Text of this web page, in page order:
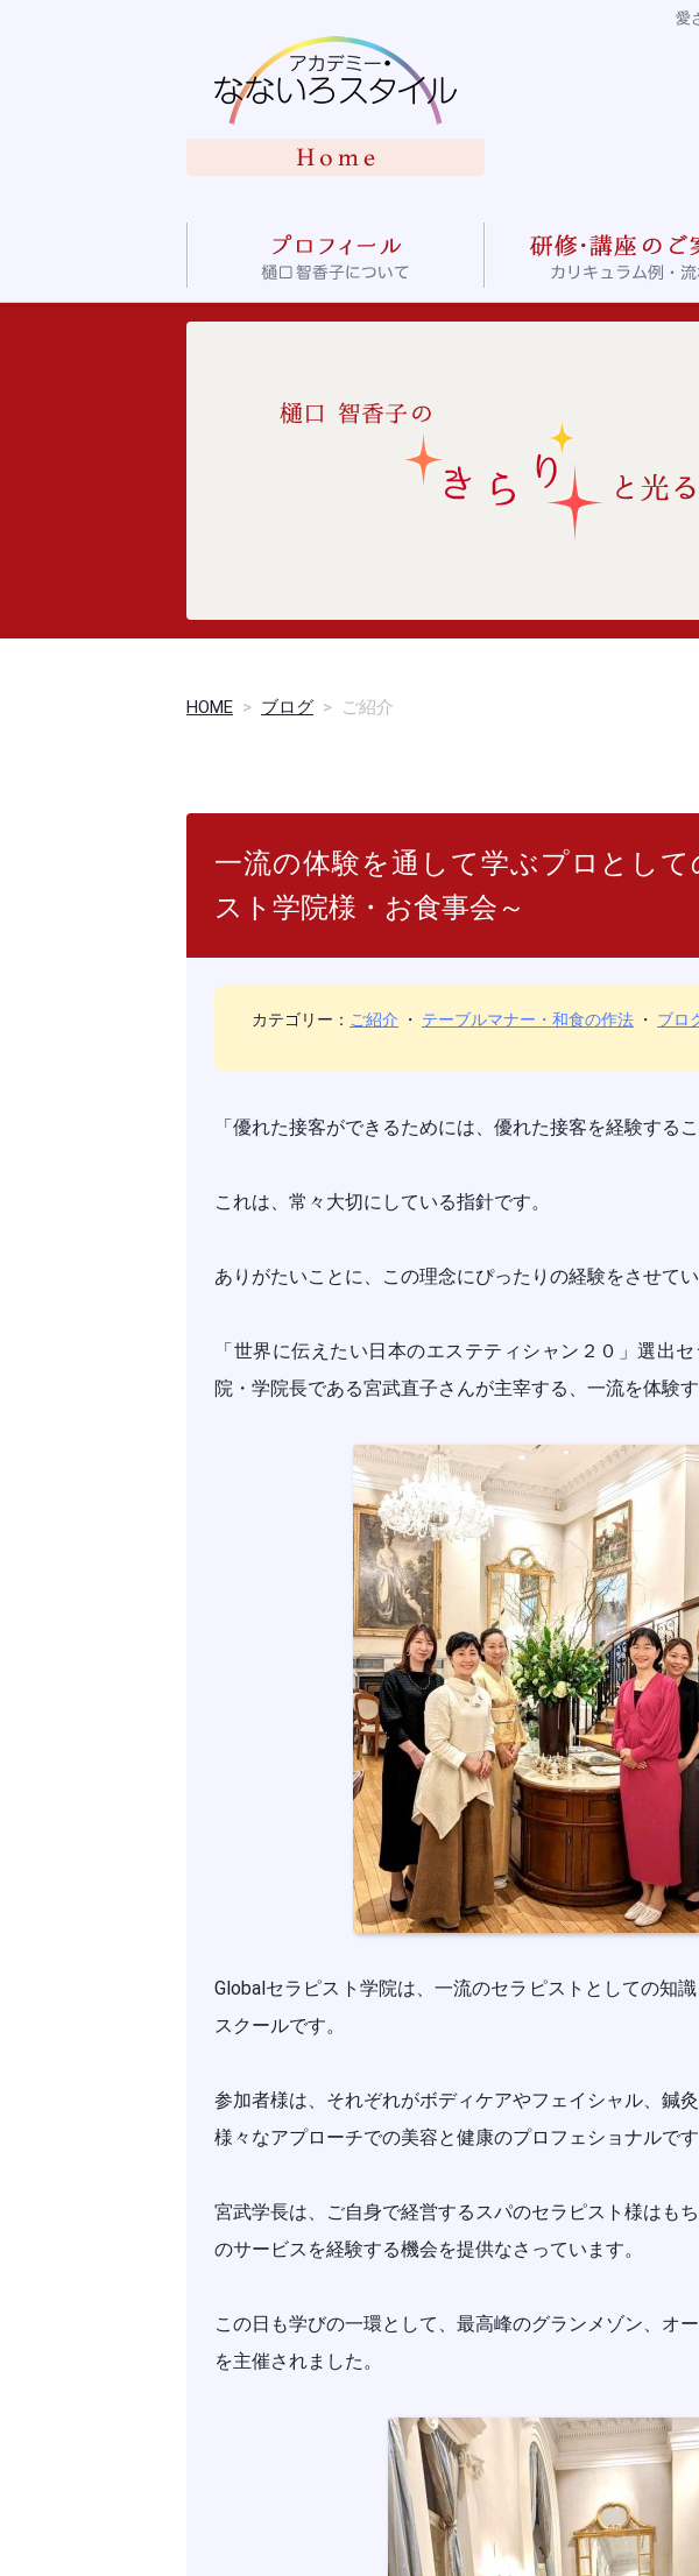
愛
HOME > ブログ > ご紹介
一流の体験を通して学ぶプロとし
スト学院様・お食事会～
カテゴリー： ご紹介 ・ テーブルマナー・和食の作法 ・ ブロ
「優れた接客ができるためには、優れた接客を経験するこ
これは、常々大切にしている指針です。
ありがたいことに、この理念にぴったりの経験をさせてい
「世界に伝えたい日本のエステティシャン２０」選出
院・学院長である宮武直子さんが主宰する、一流を体験
Globalセラピスト学院は、一流のセラピストとしての知
スクールです。
参加者様は、それぞれがボディケアやフェイシャル、鍼
様々なアプローチでの美容と健康のプロフェショナルです
宮武学長は、ご自身で経営するスパのセラピスト様はも
のサービスを経験する機会を提供なさっています。
この日も学びの一環として、最高峰のグランメゾン、オ
を主催されました。